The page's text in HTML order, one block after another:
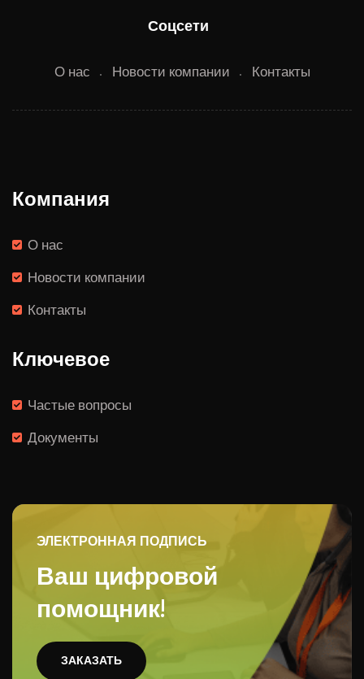
Соцсети
О нас Новости компании Контакты
Компания
О нас
Новости компании
Контакты
Ключевое
Частые вопросы
Документы
ЭЛЕКТРОННАЯ ПОДПИСЬ
Ваш цифровой
помощник!
ЗАКАЗАТЬ